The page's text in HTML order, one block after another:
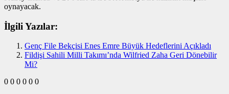
oynayacak.
İlgili Yazılar:
Genç File Bekçisi Enes Emre Büyük Hedeflerini Açıkladı
Fildişi Sahili Milli Takımı’nda Wilfried Zaha Geri Dönebilir
Mi?
0 0 0 0 0 0